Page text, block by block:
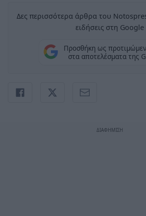
Δες περισσότερα άρθρα του
ειδήσεις στη Google
Προσθήκη ως
στα αποτελέσματα της